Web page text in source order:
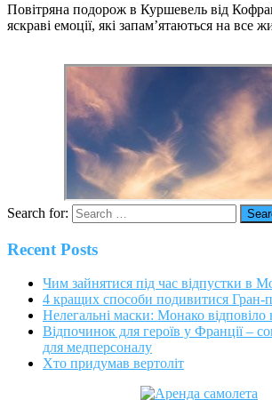
Повітряна подорож в Куршевель від
яскраві емоції, які запам’ятаються на все
Search for:
Recent Posts
Чим зайнятися під час відпустки в
4 кращих способи подивитися Гран-
Нелегальні маски: Монако відповіло
Відпочинок для героїв у Франції –
для медперсоналу
Хто придумав вертоліт